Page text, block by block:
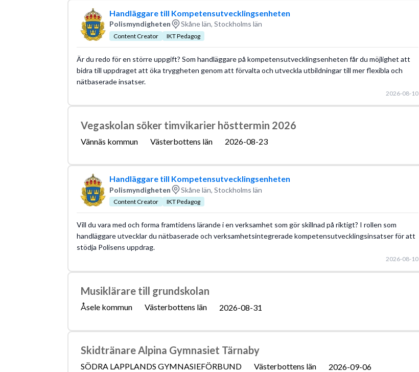
Handläggare till Kompetensutvecklingsenheten
Polismyndigheten Skåne län, Stockholms län
Content Creator IKT Pedagog
Är du redo för en större uppgift? Som handläggare på kompetensutvecklingsenheten får du möjlighet att
bidra till uppdraget att öka tryggheten genom att förvalta och utveckla utbildningar till mer flexibla och
nätbaserade insatser.
2026-08-10
Vegaskolan söker timvikarier hösttermin 2026
Vännäs kommun Västerbottens län 2026-08-23
Handläggare till Kompetensutvecklingsenheten
Polismyndigheten Skåne län, Stockholms län
Content Creator IKT Pedagog
Vill du vara med och forma framtidens lärande i en verksamhet som gör skillnad på riktigt? I rollen som
handläggare utvecklar du nätbaserade och verksamhetsintegrerade kompetensutvecklingsinsatser för att
stödja Polisens uppdrag.
2026-08-10
Musiklärare till grundskolan
Åsele kommun Västerbottens län 2026-08-31
Skidtränare Alpina Gymnasiet Tärnaby
SÖDRA LAPPLANDS GYMNASIEFÖRBUND Västerbottens län 2026-09-06